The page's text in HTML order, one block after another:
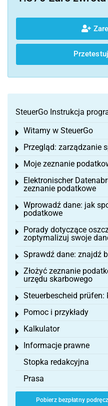
SteuerGo Instrukcja
Witamy w SteuerGo
Toggle menu
Przegląd: zarządzanie
Toggle menu
Moje zeznanie
Toggle menu
Elektronischer
zeznanie podatkowe
Toggle menu
Wprowadź dane: jak
podatkowe
Toggle menu
Porady dotyczące
zoptymalizuj swoje
Toggle menu
Sprawdź dane: znajdź
Toggle menu
Złożyć zeznanie
urzędu skarbowego
Toggle menu
Steuerbescheid prüfen:
Toggle menu
Pomoc i przykłady
Toggle menu
Kalkulator
Toggle menu
Informacje prawne
Toggle menu
Stopka redakcyjna
Prasa
Pobierz bezpłatny